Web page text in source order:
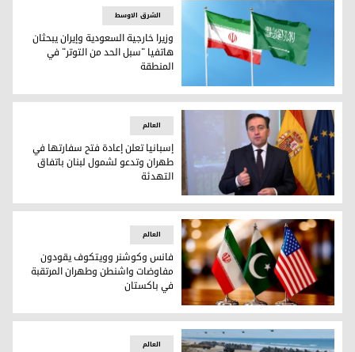
وزيرا خارجية السعودية وإيران يبحثان هاتفيا "سبل الحد من
الشرق الاوسط
وزيرا خارجية السعودية وإيران يبحثان
هاتفيا "سبل الحد من التوتر" في
المنطقة
إسبانيا تعلن إعادة فتح سفارتها في طهران وتدعو لشمول
العالم
إسبانيا تعلن إعادة فتح سفارتها في
طهران وتدعو لشمول لبنان باتفاق
التهدئة
فانس وكوشنر وويتكوف يقودون مفاوضات واشنطن وطهران
العالم
فانس وكوشنر وويتكوف يقودون
مفاوضات واشنطن وطهران المرتقبة
في باكستان
العالم